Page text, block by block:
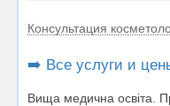
Консультация
➡️ Все услуги и
Вища медична освіта.